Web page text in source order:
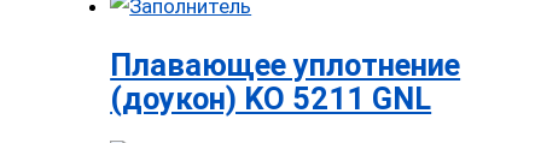
Плавающее уплотнение
(доукон) KO 5211 GNL